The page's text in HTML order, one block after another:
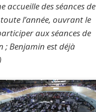
accueille des séances de
l’année, ouvrant le
aux séances de
; Benjamin est déjà